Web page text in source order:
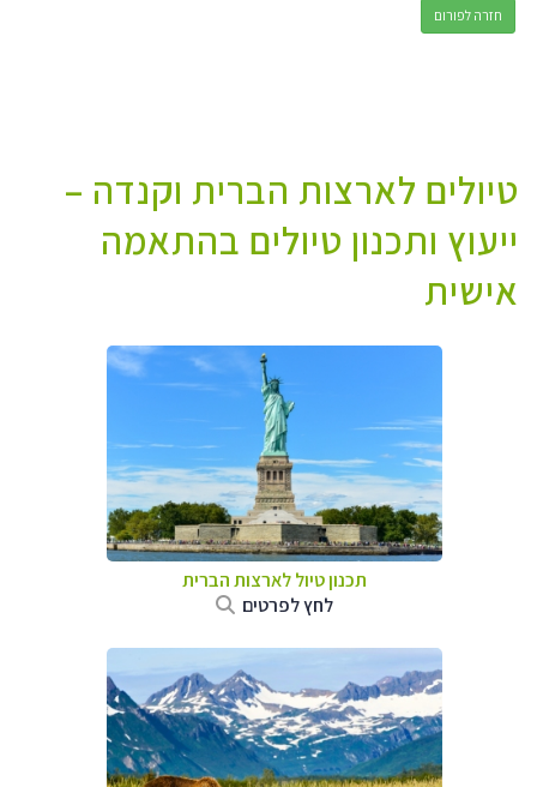
חזרה לפורום
טיולים לארצות הברית וקנדה –
ייעוץ ותכנון טיולים בהתאמה
אישית
תכנון טיול לארצות הברית
לחץ לפרטים